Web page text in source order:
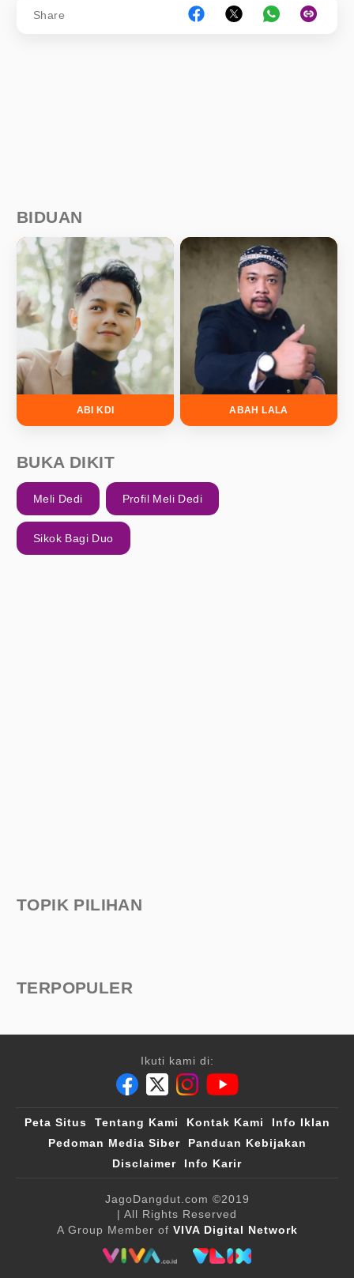
Share
BIDUAN
ABI KDI ABAH LALA
BUKA DIKIT
Meli Dedi Profil Meli Dedi
Sikok Bagi Duo
TOPIK PILIHAN
TERPOPULER
Ikuti kami di:
Peta Situs Tentang Kami Kontak Kami
Info Iklan
Pedoman Media Siber
Panduan Kebijakan
Disclaimer
Info Karir
JagoDangdut.com ©2019
| All Rights Reserved
A Group Member of VIVA Digital Network